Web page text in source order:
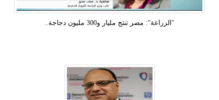
"الزراعة": مصر تنتج مليار و300 مليون دجاجة..